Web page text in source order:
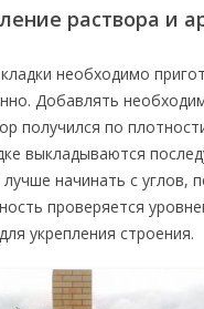
раствора и
необходимо
Добавлять
получился по
выкладываются
начинать с углов,
проверяется
укрепления строения.